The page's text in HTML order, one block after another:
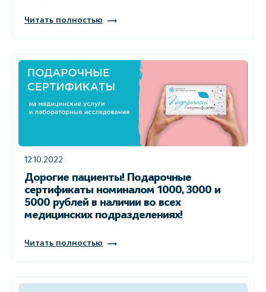
Читать полностью
12.10.2022
Дорогие пациенты! Подарочные
сертификаты номиналом 1000, 3000 и
5000 рублей в наличии во всех
медицинских подразделениях!
Читать полностью